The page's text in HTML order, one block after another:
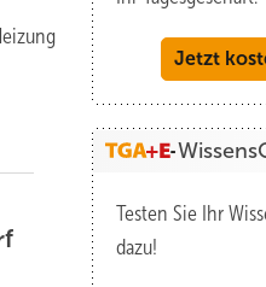
Jetzt
Testen Sie Ihr
dazu!